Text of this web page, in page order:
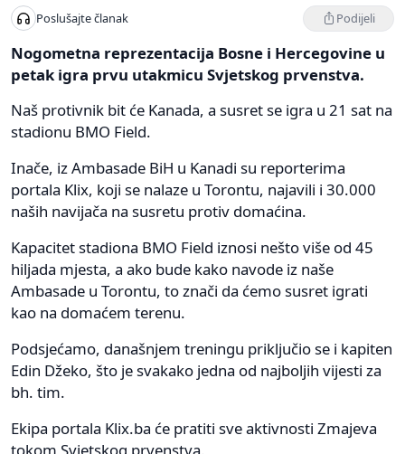
Poslušajte članak Podijeli
Nogometna reprezentacija Bosne i Hercegovine u
petak igra prvu utakmicu Svjetskog prvenstva.
Naš protivnik bit će Kanada, a susret se igra u 21 sat na
stadionu BMO Field.
Inače, iz Ambasade BiH u Kanadi su reporterima
portala Klix, koji se nalaze u Torontu, najavili i 30.000
naših navijača na susretu protiv domaćina.
Kapacitet stadiona BMO Field iznosi nešto više od 45
hiljada mjesta, a ako bude kako navode iz naše
Ambasade u Torontu, to znači da ćemo susret igrati
kao na domaćem terenu.
Podsjećamo, današnjem treningu priključio se i kapiten
Edin Džeko, što je svakako jedna od najboljih vijesti za
bh. tim.
Ekipa portala Klix.ba će pratiti sve aktivnosti Zmajeva
tokom Svjetskog prvenstva.